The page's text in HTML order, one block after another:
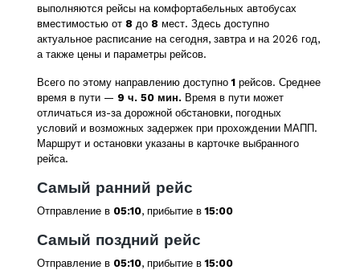
выполняются рейсы на комфортабельных автобусах
вместимостью от 8 до 8 мест. Здесь доступно
актуальное расписание на сегодня, завтра и на 2026 год,
а также цены и параметры рейсов.
Всего по этому направлению доступно1 рейсов. Среднее
время в пути — 9 ч. 50 мин. Время в пути может
отличаться из-за дорожной обстановки, погодных
условий и возможных задержек при прохождении МАПП.
Маршрут и остановки указаны в карточке выбранного
рейса.
Самый ранний рейс
Отправление в 05:10, прибытие в15:00
Самый поздний рейс
Отправление в 05:10, прибытие в15:00